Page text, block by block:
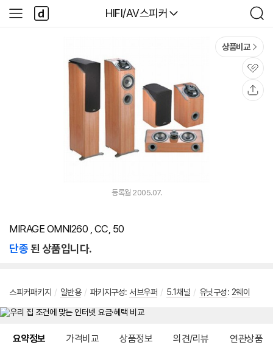
다나와
HIFI/AV스피커
검
색
사
이
다
나
와
상품비교
관
심
등록월 2005.07.
MIRAGE OMNI260 , CC, 50
단종된 상품입니다.
스피커패키지 / 일반용 / 패키지구성: 서브우퍼 / 5.1채널 / 유닛구성: 2웨이
요약정보 가격비교 상품정보 의견/리뷰 연관상품